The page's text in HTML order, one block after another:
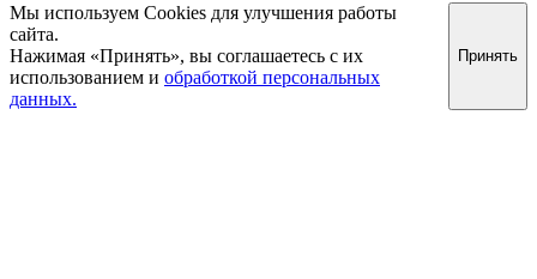
Мы используем Cookies для улучшения работы
сайта.
Нажимая «Принять», вы соглашаетесь с их
использованием и обработкой персональных
данных.
Принять